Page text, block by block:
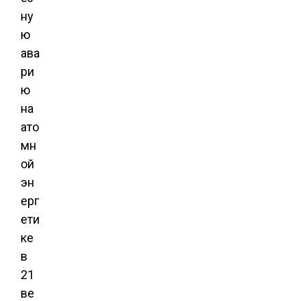
ну
ю
ава
ри
ю
на
ато
мн
ой
эн
ерг
ети
ке
в
21
ве